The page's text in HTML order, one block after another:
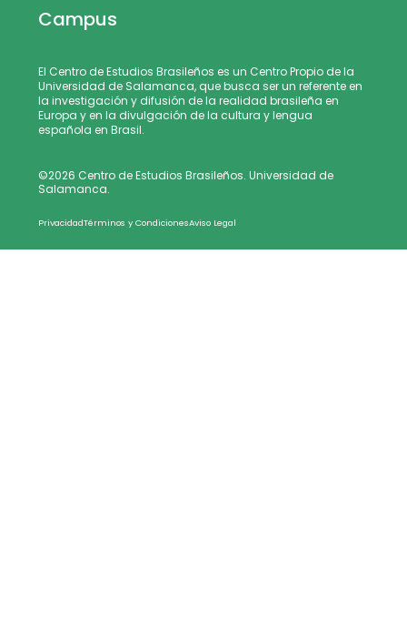
Campus
El Centro de Estudios Brasileños es un Centro Propio de la
Universidad de Salamanca, que busca ser un referente en
la investigación y difusión de la realidad brasileña en
Europa y en la divulgación de la cultura y lengua
española en Brasil.
©2026 Centro de Estudios Brasileños. Universidad de
Salamanca.
PrivacidadTérminos y CondicionesAviso Legal